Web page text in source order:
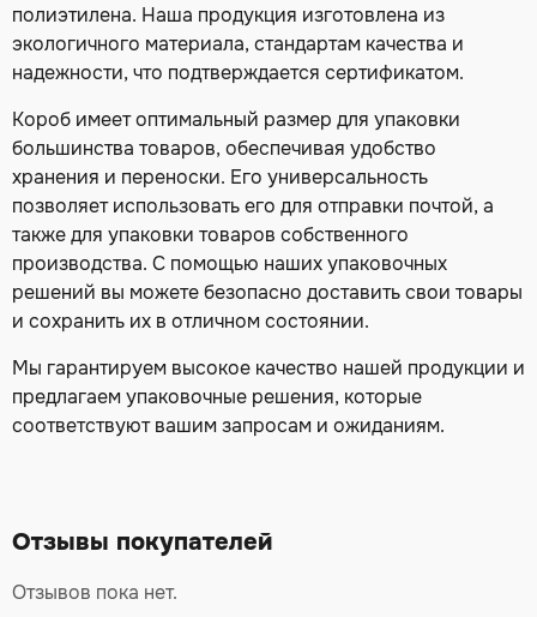
полиэтилена. Наша продукция изготовлена из
экологичного материала, стандартам качества и
надежности, что подтверждается сертификатом.
Короб имеет оптимальный размер для упаковки
большинства товаров, обеспечивая удобство
хранения и переноски. Его универсальность
позволяет использовать его для отправки почтой, а
также для упаковки товаров собственного
производства. С помощью наших упаковочных
решений вы можете безопасно доставить свои товары
и сохранить их в отличном состоянии.
Мы гарантируем высокое качество нашей продукции и
предлагаем упаковочные решения, которые
соответствуют вашим запросам и ожиданиям.
Отзывы покупателей
Отзывов пока нет.